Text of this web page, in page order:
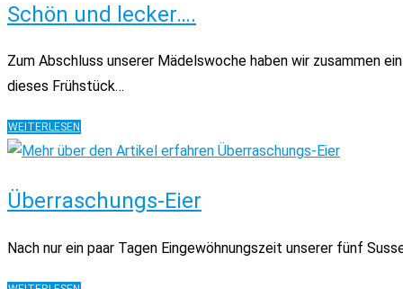
ES
ERNTEZEIT!
Schön und lecker….
Zum Abschluss unserer Mädelswoche haben wir zusammen
dieses Frühstück…
WEITERLESENSCHÖN
LECKER….
Überraschungs-Eier
Nach nur ein paar Tagen Eingewöhnungszeit unserer fünf
ÜBERRASCHUNGS-